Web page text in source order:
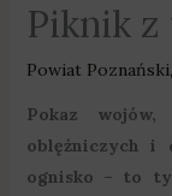
Piknik z
Powiat Poznański,
Pokaz
oblężniczych i
ognisko – to